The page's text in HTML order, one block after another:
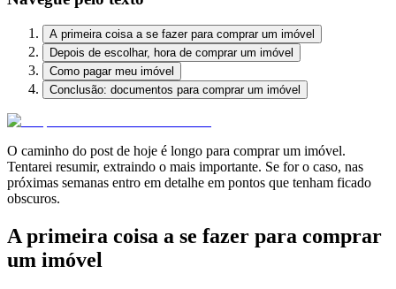
A primeira coisa a se fazer para comprar um imóvel
Depois de escolhar, hora de comprar um imóvel
Como pagar meu imóvel
Conclusão: documentos para comprar um imóvel
O caminho do post de hoje é longo para comprar um imóvel.
Tentarei resumir, extraindo o mais importante. Se for o caso, nas
próximas semanas entro em detalhe em pontos que tenham ficado
obscuros.
A primeira coisa a se fazer para comprar
um imóvel